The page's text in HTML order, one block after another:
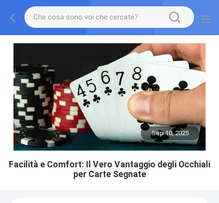
Sep 10, 2025
Facilità e Comfort: Il Vero Vantaggio degli Occhiali
per Carte Segnate